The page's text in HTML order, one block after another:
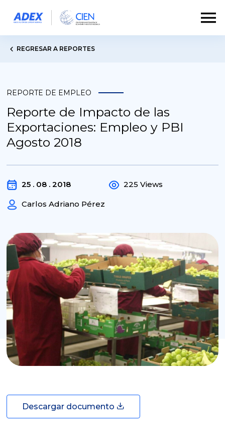
REGRESAR A REPORTES
REPORTE DE EMPLEO
Reporte de Impacto de las
Exportaciones: Empleo y PBI
Agosto 2018
25 . 08 . 2018
Carlos Adriano Pérez
225 Views
Descargar documento